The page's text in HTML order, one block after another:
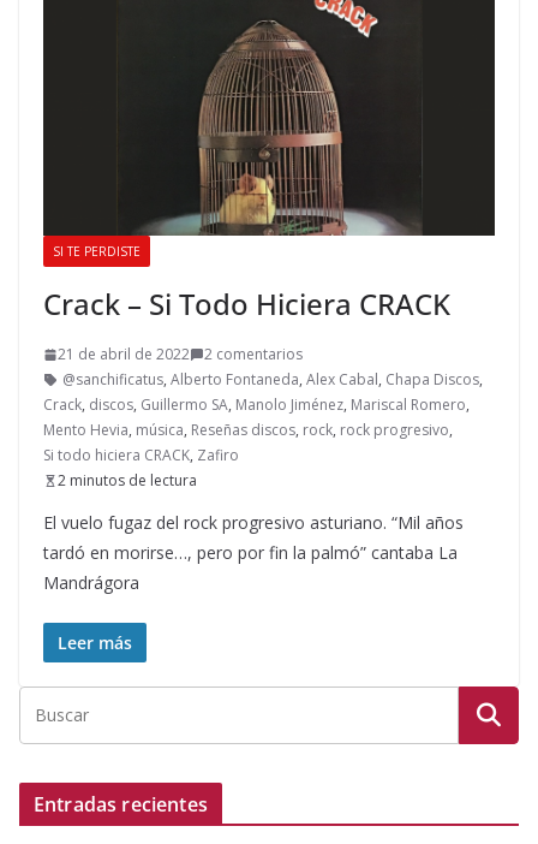
SI TE PERDISTE
Crack – Si Todo Hiciera CRACK
21 de abril de 2022
2 comentarios
@sanchificatus, Alberto Fontaneda, Alex Cabal, Chapa Discos,
Crack, discos, Guillermo SA, Manolo Jiménez, Mariscal Romero,
Mento Hevia, música, Reseñas discos, rock, rock progresivo,
Si todo hiciera CRACK, Zafiro
2 minutos de lectura
El vuelo fugaz del rock progresivo asturiano. “Mil años
tardó en morirse…, pero por fin la palmó” cantaba La
Mandrágora
Leer más
Entradas recientes